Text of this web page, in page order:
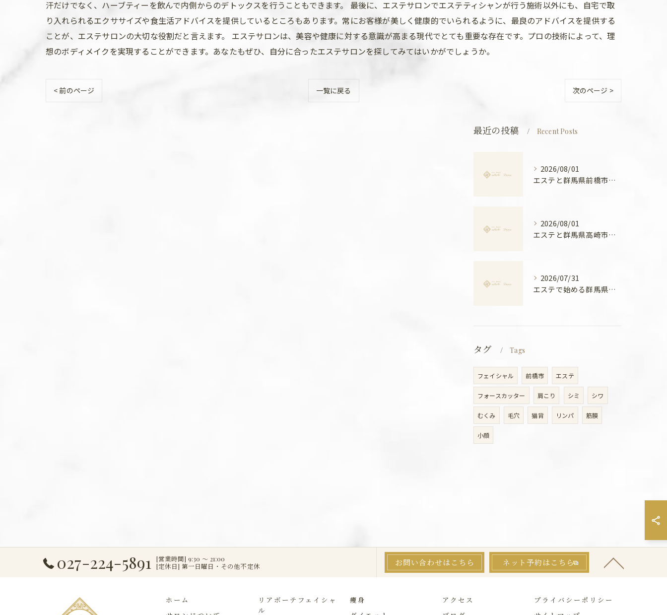
汗だけでなく、ハーブティーを飲んで内側からのデトックスを行うこともできます。 最後に、エステサロンでエステティシャンが行う施術以外にも、自宅で取
り入れられるエクササイズや食生活アドバイスを提供しているところもあります。常にお客様が美しく健康的でいられるように、最良のアドバイスを提供する
ことが、エステサロンの大切な役割だと言えます。 エステサロンは、美容や健康に対する意識が高まる現代でとても重要な存在です。プロの技術によって、理
想のボディメイクを実現することができます。あなたもぜひ、自分に合ったエステサロンを探してみてはいかがでしょうか。
< 前のページ 一覧に戻る 次のページ >
最近の投稿 Recent Posts
2026/08/01
エステと群馬県前橋市ボディメンテナンス徹底比較と安心できる選び方ガイド
2026/08/01
エステと群馬県高崎市の骨盤ケアで叶える産後ケアと美姿勢の新常識
2026/07/31
エステで始める群馬県高崎市の温活美容と冷え対策徹底ガイド
タグ Tags
フェイシャル 前橋市 エステ
フォースカッター 肩こり シミ シワ
むくみ 毛穴 猫背 リンパ 筋膜
小顔
027-224-5891
[営業時間] 9:30 ～ 21:00
[定休日] 第一日曜日・その他不定休
お問い合わせはこちら ネット予約はこちら
ホーム
リアボーテフェイシャ
ル
痩身
アクセス
プライバシーポリシー